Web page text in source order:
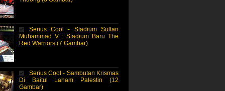
Serius Cool - Stadium Sultan
Muhammad V : Stadium Baru The
Red Warriors (7 Gambar)
Serius Cool - Sambutan Krismas
Di Baitul Laham Palestin (12
Gambar)